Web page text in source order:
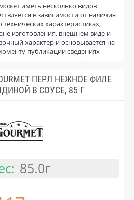
иметь несколько видов
в зависимости от наличия
характеристиках,
изготовления, внешнем виде и
характер и основывается на
публикации сведениях
ПЕРЛ НЕЖНОЕ ФИЛЕ
В СОУСЕ, 85 Г
85.0г